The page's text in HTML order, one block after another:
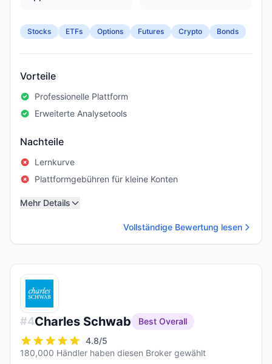
Stocks ETFs Options Futures Crypto Bonds
Vorteile
Professionelle Plattform
Erweiterte Analysetools
Nachteile
Lernkurve
Plattformgebühren für kleine Konten
Mehr Details
Vollständige Bewertung lesen
#4Charles Schwab
Best Overall
4.8/5
180,000 Händler haben diesen Broker gewählt